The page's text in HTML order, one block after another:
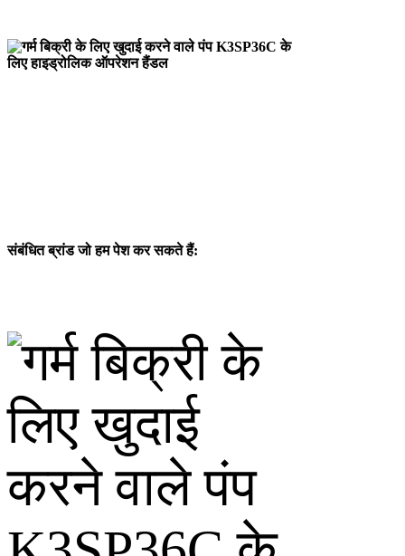
संबंधित ब्रांड जो हम पेश कर सकते हैं: